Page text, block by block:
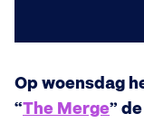
Op woensdag
“The Merge”